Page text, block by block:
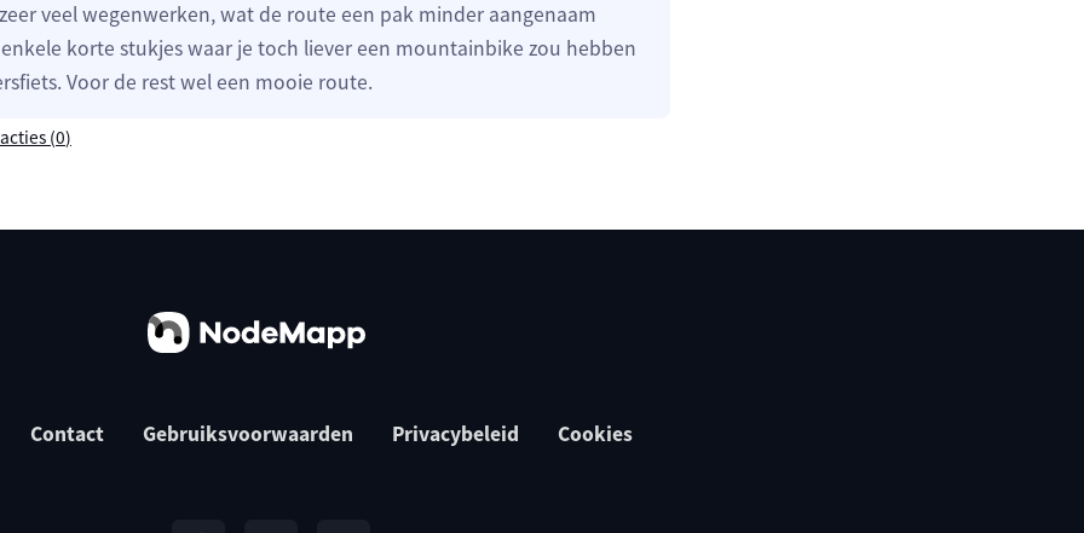
veel wegenwerken, wat de route een pak minder aangenaam
korte stukjes waar je toch liever een mountainbike zou hebben
Voor de rest wel een mooie route.
(0)
Contact Gebruiksvoorwaarden Privacybeleid Cookies